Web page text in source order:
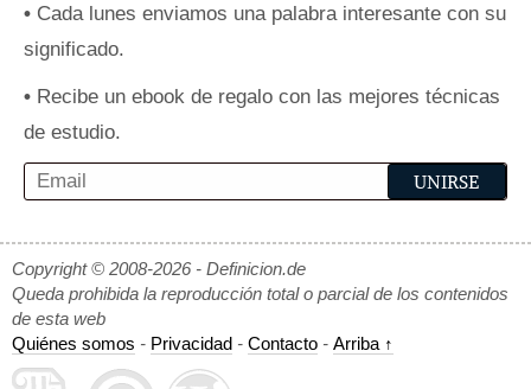
• Cada lunes enviamos una palabra interesante con su
significado.
• Recibe un ebook de regalo con las mejores técnicas
de estudio.
Copyright © 2008-2026 - Definicion.de
Queda prohibida la reproducción total o parcial de los contenidos
de esta web
Quiénes somos - Privacidad - Contacto - Arriba ↑